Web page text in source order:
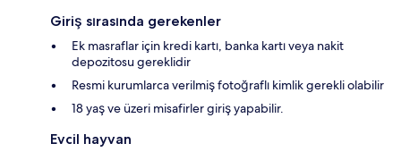
Giriş sırasında gerekenler
Ek masraflar için kredi kartı, banka kartı veya nakit
depozitosu gereklidir
Resmi kurumlarca verilmiş fotoğraflı kimlik gerekli olabilir
18 yaş ve üzeri misafirler giriş yapabilir.
Evcil hayvan